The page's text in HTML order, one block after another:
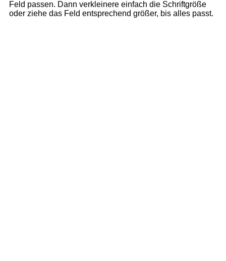
Feld passen. Dann verkleinere einfach die Schriftgröße
oder ziehe das Feld entsprechend größer, bis alles passt.